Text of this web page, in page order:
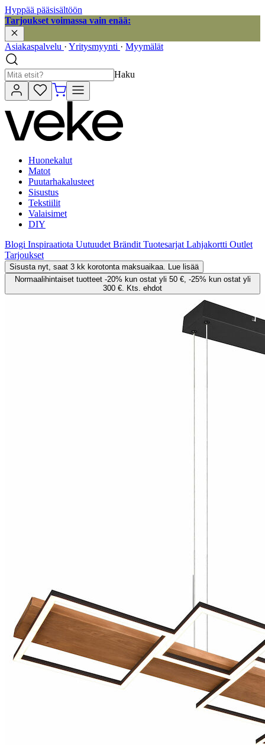
Hyppää pääsisältöön
Tarjoukset voimassa vain enää:
Asiakaspalvelu · Yritysmyynti · Myymälät
Haku
Huonekalut
Matot
Puutarhakalusteet
Sisustus
Tekstiilit
Valaisimet
DIY
Blogi Inspiraatiota Uutuudet Brändit Tuotesarjat Lahjakortti Outlet
Tarjoukset
Sisusta nyt, saat 3 kk korotonta maksuaikaa. Lue lisää
Normaalihintaiset tuotteet -20% kun ostat yli 50 €, -25% kun ostat yli
300 €. Kts. ehdot